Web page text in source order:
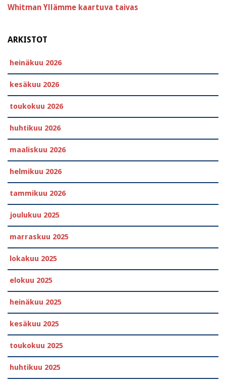
Whitman Yllämme kaartuva taivas
ARKISTOT
heinäkuu 2026
kesäkuu 2026
toukokuu 2026
huhtikuu 2026
maaliskuu 2026
helmikuu 2026
tammikuu 2026
joulukuu 2025
marraskuu 2025
lokakuu 2025
elokuu 2025
heinäkuu 2025
kesäkuu 2025
toukokuu 2025
huhtikuu 2025